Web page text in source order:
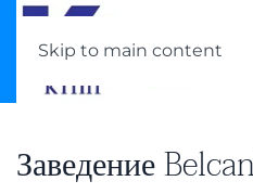
Skip to main content
Заведение